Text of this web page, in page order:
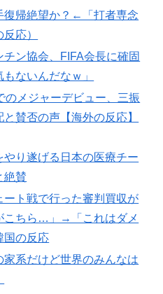
を投げるクローザーを先発に
→ 「100mとマラソンの違
級品の変化球が必要だから
」中村敬斗、ランス残留の可
が交渉の壁に..現地サポの本
型台風13号が急カーブで韓国
！」→「予想外の進路‥」
り遂げる日本の医療チーム、
都市伝説扱い】海外「バムの
復帰絶望か？←「打者専念
応）
チン協会、FIFA会長に確固
ないんだなｗ」
のメジャーデビュー、三振
賛否の声【海外の反応】
り遂げる日本の医療チー
絶賛
ト戦で行った審判買収が
こちら…」→「これはダメ
国の反応
家系だけど世界のみんなは